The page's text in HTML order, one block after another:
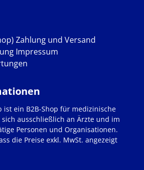
Zahlung und Versand
Impressum
ist ein B2B-Shop für medizinische
sich ausschließlich an Ärzte und im
Personen und Organisationen.
die Preise exkl. MwSt. angezeigt